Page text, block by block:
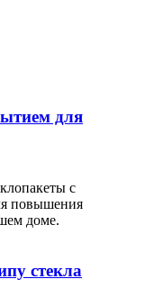
для
с
повышения
доме.
стекла